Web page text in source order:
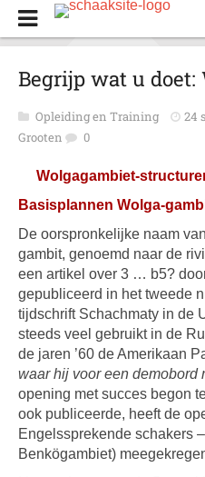
Begrijp wat u doet:
Opleiding en Training 24
Grooten
0
Wolgagambiet-
Basisplannen Wolga-
De oorspronkelijke naam
gambit, genoemd naar de
een artikel over 3 … b5?
gepubliceerd in het tweede
tijdschrift Schachmaty in de
steeds veel gebruikt in de
de jaren ’60 de Amerikaan
waar hij voor een demobord
opening met succes begon
ook publiceerde, heeft de
Engelssprekende schakers
Benkögambiet)